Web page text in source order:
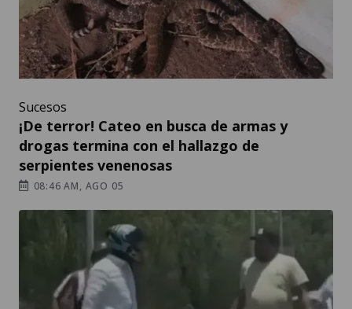
Sucesos
¡De terror! Cateo en busca de armas y
drogas termina con el hallazgo de
serpientes venenosas
08:46 AM, AGO 05